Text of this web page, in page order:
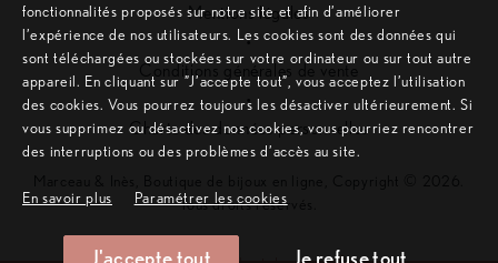
Mentions légales
•
Conditions générales de vente
•
Charte des données personnelles
Tous droits réservés.
fonctionnalités proposés sur notre site et afin d’améliorer
l’expérience de nos utilisateurs. Les cookies sont des données qui
sont téléchargées ou stockées sur votre ordinateur ou sur tout autre
appareil. En cliquant sur ”J’accepte tout”, vous acceptez l’utilisation
des cookies. Vous pourrez toujours les désactiver ultérieurement. Si
vous supprimez ou désactivez nos cookies, vous pourriez rencontrer
des interruptions ou des problèmes d’accès au site.
En savoir plus Paramétrer les cookies